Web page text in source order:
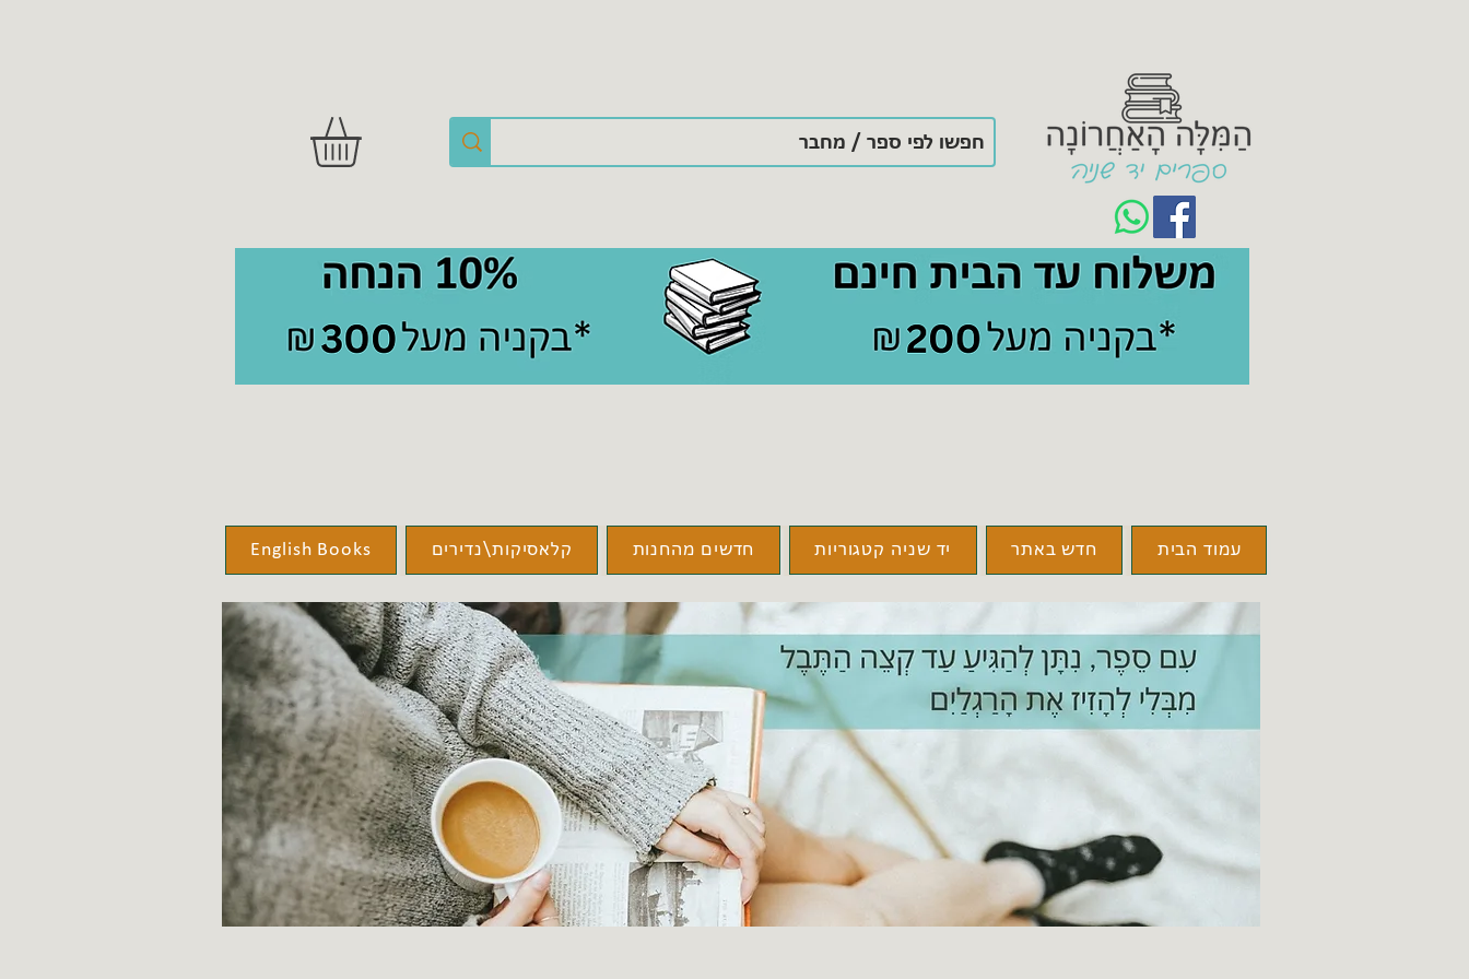
עמוד הבית חדש באתר יד שניה קטגוריות חדשים מהחנות קלאסיקות\נדירים English Books